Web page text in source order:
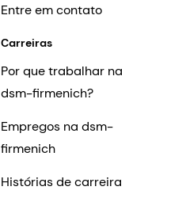
Entre em contato
Carreiras
Por que trabalhar na
dsm-firmenich?
Empregos na dsm-
firmenich
Histórias de carreira